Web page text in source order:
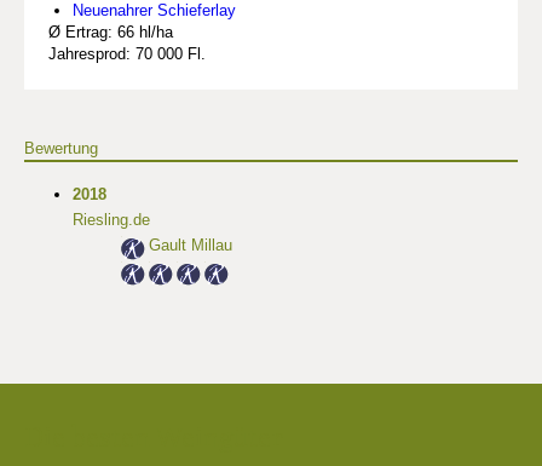
Neuenahrer Schieferlay
Ø Ertrag: 66 hl/ha
Jahresprod: 70 000 Fl.
Bewertung
2018
Riesling.de
Gault Millau